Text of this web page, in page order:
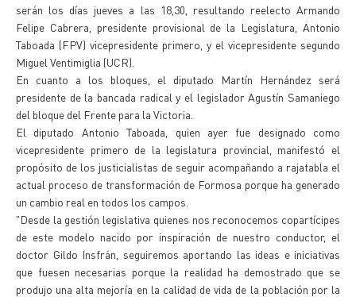
serán los días jueves a las 18,30, resultando reelecto Armando
Felipe Cabrera, presidente provisional de la Legislatura, Antonio
Taboada (FPV) vicepresidente primero, y el vicepresidente segundo
Miguel Ventimiglia (UCR).
En cuanto a los bloques, el diputado Martín Hernández será
presidente de la bancada radical y el legislador Agustín Samaniego
del bloque del Frente para la Victoria.
El diputado Antonio Taboada, quien ayer fue designado como
vicepresidente primero de la legislatura provincial, manifestó el
propósito de los justicialistas de seguir acompañando a rajatabla el
actual proceso de transformación de Formosa porque ha generado
un cambio real en todos los campos.
"Desde la gestión legislativa quienes nos reconocemos copartícipes
de este modelo nacido por inspiración de nuestro conductor, el
doctor Gildo Insfrán, seguiremos aportando las ideas e iniciativas
que fuesen necesarias porque la realidad ha demostrado que se
produjo una alta mejoría en la calidad de vida de la población por la